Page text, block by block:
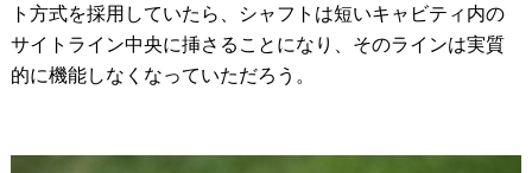
ト方式を採用していたら、シャフトは短いキャビティ内の
サイトライン中央に挿さることになり、そのラインは実質
的に機能しなくなっていただろう。